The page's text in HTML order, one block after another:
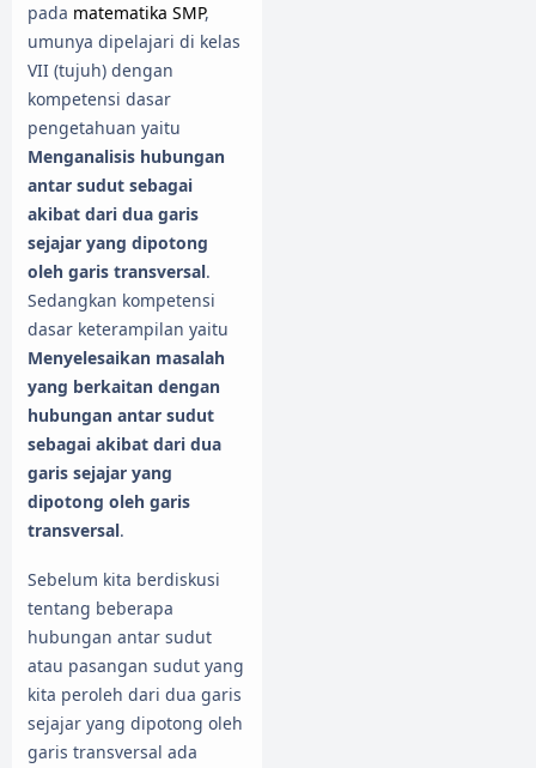
pada matematika SMP,
umunya dipelajari di kelas
VII (tujuh) dengan
kompetensi dasar
pengetahuan yaitu
Menganalisis hubungan
antar sudut sebagai
akibat dari dua garis
sejajar yang dipotong
oleh garis transversal.
Sedangkan kompetensi
dasar keterampilan yaitu
Menyelesaikan masalah
yang berkaitan dengan
hubungan antar sudut
sebagai akibat dari dua
garis sejajar yang
dipotong oleh garis
transversal.
Sebelum kita berdiskusi
tentang beberapa
hubungan antar sudut
atau pasangan sudut yang
kita peroleh dari dua garis
sejajar yang dipotong oleh
garis transversal ada